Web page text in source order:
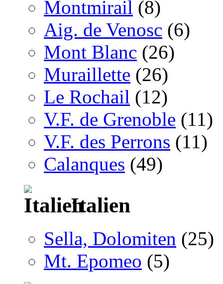
Montmirail (8)
Aig. de Venosc (6)
Mont Blanc (26)
Muraillette (26)
Le Rochail (12)
V.F. de Grenoble (11)
V.F. des Perrons (11)
Calanques (49)
Italien
Sella, Dolomiten (25)
Mt. Epomeo (5)